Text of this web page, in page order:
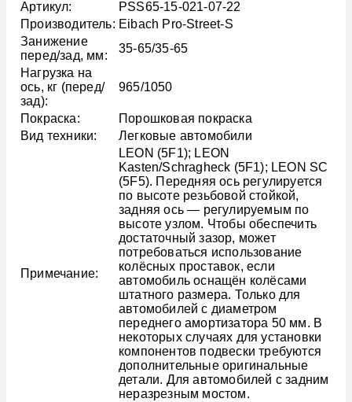
Артикул:
PSS65-15-021-07-22
Производитель: Eibach Pro-Street-S
Занижение
перед/зад, мм:
35-65/35-65
Нагрузка на
ось, кг (перед/
зад):
965/1050
Покраска:
Порошковая покраска
Вид техники:
Легковые автомобили
Примечание:
LEON (5F1); LEON
Kasten/Schragheck (5F1); LEON SC
(5F5). Передняя ось регулируется
по высоте резьбовой стойкой,
задняя ось — регулируемым по
высоте узлом. Чтобы обеспечить
достаточный зазор, может
потребоваться использование
колёсных проставок, если
автомобиль оснащён колёсами
штатного размера. Только для
автомобилей с диаметром
переднего амортизатора 50 мм. В
некоторых случаях для установки
компонентов подвески требуются
дополнительные оригинальные
детали. Для автомобилей с задним
неразрезным мостом.